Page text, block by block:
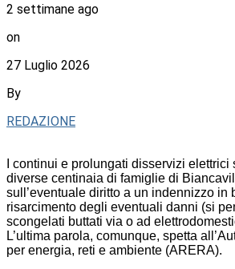
2 settimane ago
on
27 Luglio 2026
By
REDAZIONE
I continui e prolungati disservizi elettrici
diverse centinaia di famiglie di
sull’eventuale diritto a un indennizzo in
risarcimento degli eventuali danni (si
scongelati buttati via o ad
L’ultima parola, comunque, spetta
per energia, reti e ambiente (ARERA).